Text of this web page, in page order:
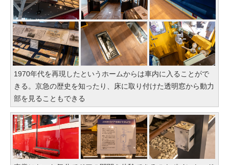
1970年代を再現したというホームからは車内に入ることがで
きる。京急の歴史を知ったり、床に取り付けた透明窓から動力
部を見ることもできる